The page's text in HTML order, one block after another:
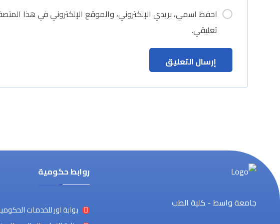
احفظ اسمي، بريدي الإلكتروني، والموقع الإلكتروني في هذا
تعليقي.
جامعة واسط - كلية الطب
روابط حكومية
بوابة اور للخدمات